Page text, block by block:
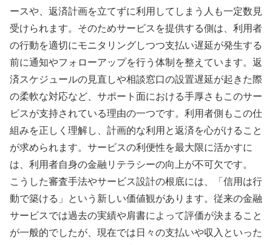
ースや、返済計画を立てずに利用してしまう人も一定数見
受けられます。そのためサービスを提供する側は、利用者
の行動を適切にモニタリングしつつ支払い遅延が発生する
前に通知やフォローアップを行う体制を整えています。返
済スケジュールの見直しや相談窓口の設置遅延が起きた際
の柔軟な対応など、サポート面における手厚さもこのサー
ビスが支持されている理由の一つです。利用者側もこの仕
組みを正しく理解し、計画的な利用と返済を心がけること
が求められます。サービスの利便性を最大限に活かすに
は、利用者自身の金融リテラシーの向上が不可欠です。
こうした審査手法やサービス設計の根底には、「信用は行
動で築ける」という新しい価値観があります。従来の金融
サービスでは過去の実績や肩書によって評価が決まること
が一般的でしたが、現在では日々の支払いや収入といった